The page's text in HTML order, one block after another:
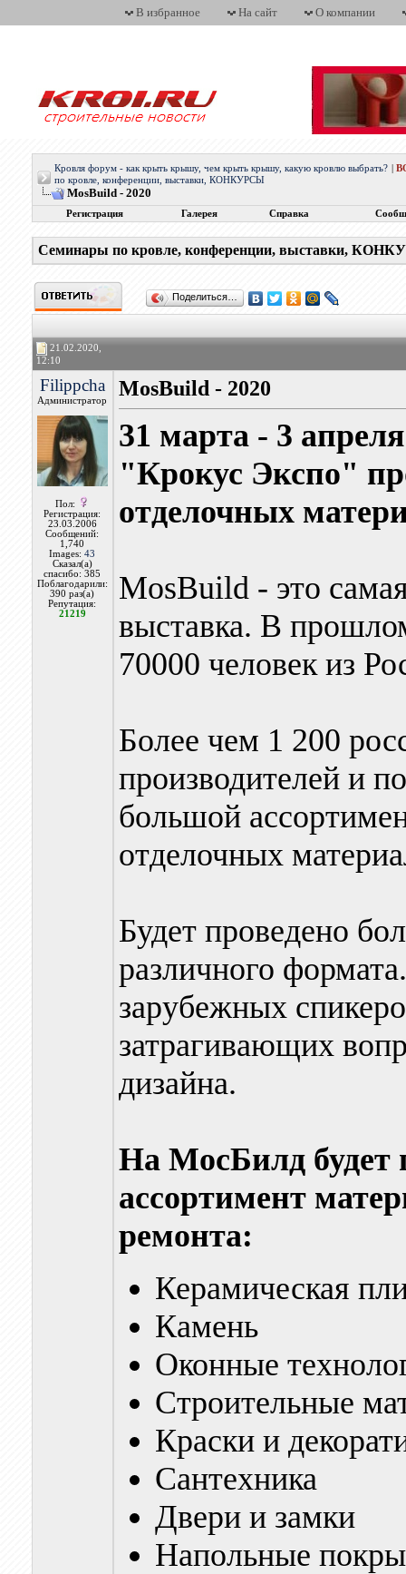
В избранное На сайт О компании
Кровля форум - как крыть крышу, чем крыть крышу, какую кровлю выбрать?
по кровле, конференции, выставки, КОНКУРСЫ
MosBuild - 2020
Регистрация Галерея Справка
Семинары по кровле, конференции, выставки,
Поделиться…
21.02.2020,
12:10
Filippcha
Администратор
Пол:
Регистрация:
23.03.2006
Сообщений:
1,740
Images:43
Сказал(а)
спасибо: 385
Поблагодарили:
390 раз(а)
Репутация:
21219
MosBuild - 2020
31 марта - 3
"Крокус Экспо"
отделочных
MosBuild - это
выставка. В
70000 человек из
Более чем 1 200
производителей и
большой
отделочных
Будет проведено
различного
зарубежных
затрагивающих
дизайна.
На МосБилд будет
ассортимент
ремонта:
Керамическая
Камень
Оконные
Строительные
Краски и
Сантехника
Двери и замки
Напольные